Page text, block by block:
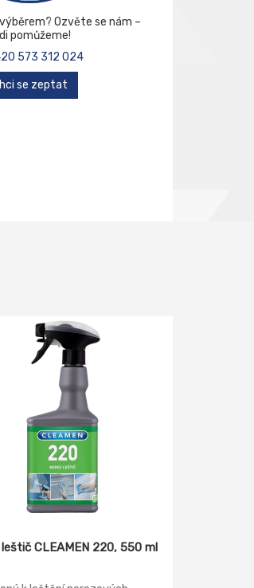
Ozvěte se nám –
pomůžeme!
573 312 024
se zeptat
leštič CLEAMEN 220, 550 ml